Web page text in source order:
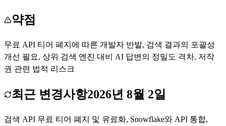
약점
무료 API 티어 폐지에 따른 개발자 반발, 검색 결과의 포괄성
개선 필요, 상위 검색 엔진 대비 AI 답변의 정밀도 격차, 저작
권 관련 법적 리스크
최근 변경사항2026년 8월 2일
검색 API 무료 티어 폐지 및 유료화, Snowflake와 API 통합,